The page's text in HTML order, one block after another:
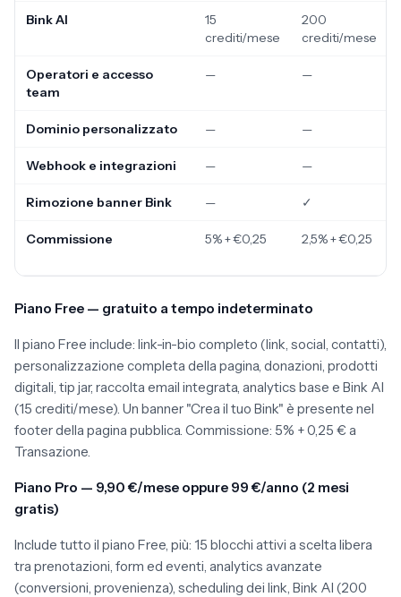
Bink AI
15
crediti/mese
200
crediti/mese
Operatori e accesso
team
— —
Dominio personalizzato — —
Webhook e integrazioni — —
Rimozione banner Bink — ✓
Commissione 5% + €0,25 2,5% + €0,25
Piano Free — gratuito a tempo indeterminato
Il piano Free include: link-in-bio completo (link, social, contatti),
personalizzazione completa della pagina, donazioni, prodotti
digitali, tip jar, raccolta email integrata, analytics base e Bink AI
(15 crediti/mese). Un banner "Crea il tuo Bink" è presente nel
footer della pagina pubblica. Commissione: 5% + 0,25 € a
Transazione.
Piano Pro — 9,90 €/mese oppure 99 €/anno (2 mesi
gratis)
Include tutto il piano Free, più: 15 blocchi attivi a scelta libera
tra prenotazioni, form ed eventi, analytics avanzate
(conversioni, provenienza), scheduling dei link, Bink AI (200